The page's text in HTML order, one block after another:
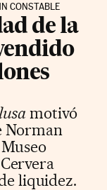
CONSTABLE
de la
motivó
Norman
liquidez.